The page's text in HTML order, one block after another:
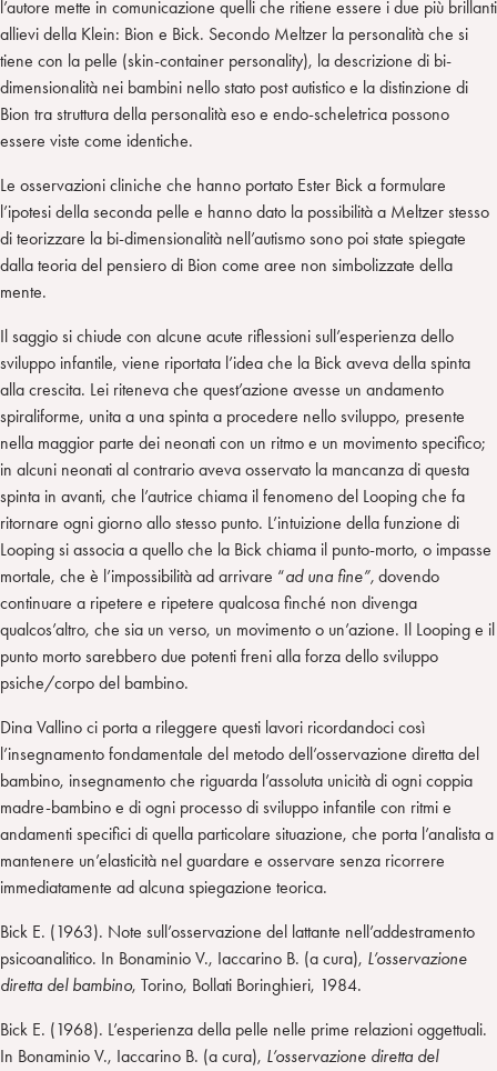
l’autore mette in comunicazione quelli che ritiene essere i due più brillanti
allievi della Klein: Bion e Bick. Secondo Meltzer la personalità che si
tiene con la pelle (skin-container personality), la descrizione di bi-
dimensionalità nei bambini nello stato post autistico e la distinzione di
Bion tra struttura della personalità eso e endo-scheletrica possono
essere viste come identiche.
Le osservazioni cliniche che hanno portato Ester Bick a formulare
l’ipotesi della seconda pelle e hanno dato la possibilità a Meltzer stesso
di teorizzare la bi-dimensionalità nell’autismo sono poi state spiegate
dalla teoria del pensiero di Bion come aree non simbolizzate della
mente.
Il saggio si chiude con alcune acute riflessioni sull’esperienza dello
sviluppo infantile, viene riportata l’idea che la Bick aveva della spinta
alla crescita. Lei riteneva che quest’azione avesse un andamento
spiraliforme, unita a una spinta a procedere nello sviluppo, presente
nella maggior parte dei neonati con un ritmo e un movimento specifico;
in alcuni neonati al contrario aveva osservato la mancanza di questa
spinta in avanti, che l’autrice chiama il fenomeno del Looping che fa
ritornare ogni giorno allo stesso punto. L’intuizione della funzione di
Looping si associa a quello che la Bick chiama il punto-morto, o impasse
mortale, che è l’impossibilità ad arrivare “ad una fine”, dovendo
continuare a ripetere e ripetere qualcosa finché non divenga
qualcos’altro, che sia un verso, un movimento o un’azione. Il Looping e il
punto morto sarebbero due potenti freni alla forza dello sviluppo
psiche/corpo del bambino.
Dina Vallino ci porta a rileggere questi lavori ricordandoci così
l’insegnamento fondamentale del metodo dell’osservazione diretta del
bambino, insegnamento che riguarda l’assoluta unicità di ogni coppia
madre-bambino e di ogni processo di sviluppo infantile con ritmi e
andamenti specifici di quella particolare situazione, che porta l’analista a
mantenere un’elasticità nel guardare e osservare senza ricorrere
immediatamente ad alcuna spiegazione teorica.
Bick E. (1963). Note sull’osservazione del lattante nell’addestramento
psicoanalitico. In Bonaminio V., Iaccarino B. (a cura), L’osservazione
diretta del bambino, Torino, Bollati Boringhieri, 1984.
Bick E. (1968). L’esperienza della pelle nelle prime relazioni oggettuali.
In Bonaminio V., Iaccarino B. (a cura), L’osservazione diretta del